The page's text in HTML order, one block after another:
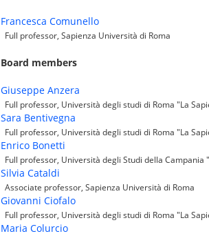
Francesca Comunello
Full professor, Sapienza Università di Roma
Board members
Giuseppe Anzera
Full professor, Università degli studi di Roma "La
Sara Bentivegna
Full professor, Università degli studi di Roma "La
Enrico Bonetti
Full professor, Università degli Studi della Campania
Silvia Cataldi
Associate professor, Sapienza Università di Roma
Giovanni Ciofalo
Full professor, Università degli studi di Roma "La
Maria Colurcio